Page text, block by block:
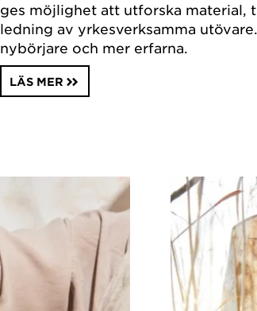
ges möjlighet att utforska material,
ledning av yrkesverksamma
nybörjare och mer erfarna.
LÄS MER